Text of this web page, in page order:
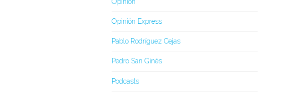
Opinión Express
Pablo Rodríguez Cejas
Pedro San Ginés
Podcasts